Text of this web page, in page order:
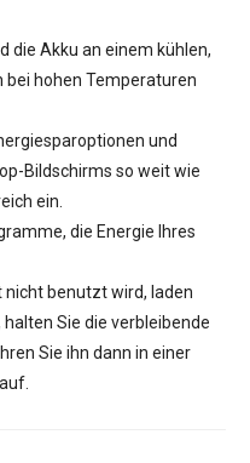
die Akku an einem kühlen,
bei hohen Temperaturen
und
Bildschirms so weit wie
ein.
die Energie Ihres
nicht benutzt wird, laden
Sie die verbleibende
Sie ihn dann in einer